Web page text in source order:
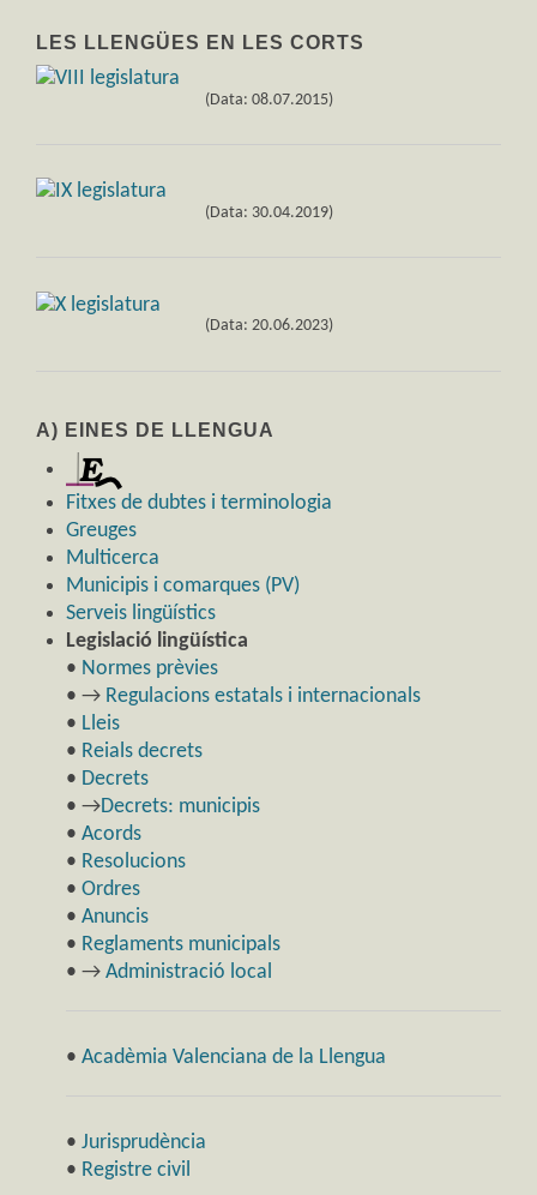
LES LLENGÜES EN LES CORTS
(Data: 08.07.2015)
(Data: 30.04.2019)
(Data: 20.06.2023)
A) EINES DE LLENGUA
Fitxes de dubtes i terminologia
Greuges
Multicerca
Municipis i comarques (PV)
Serveis lingüístics
Legislació lingüística
• Normes prèvies
• → Regulacions estatals i internacionals
• Lleis
• Reials decrets
• Decrets
• →Decrets: municipis
• Acords
• Resolucions
• Ordres
• Anuncis
• Reglaments municipals
• → Administració local
• Acadèmia Valenciana de la Llengua
• Jurisprudència
• Registre civil